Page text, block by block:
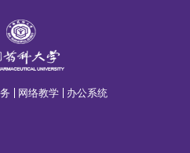
网络教学 办公系统